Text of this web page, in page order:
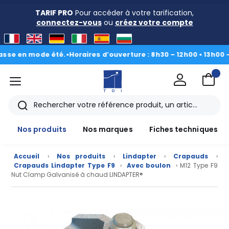
TARIF PRO Pour accéder à votre tarification,
connectez-vousou créez votre compte
mode été.•Horaires d’ouverture : 8h30 – 12h00 • 13h00 -
menu
Rechercher
Nos produits
Nos marques Fiches techniques
Accueil › Nos produits › Lindapter › Crapauds
›
Crapauds Lindapter Type F9
› Avec boulon
› M12 Type F9
Nut Clamp Galvanisé à chaud LINDAPTER®